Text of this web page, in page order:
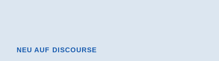
NEU AUF DISCOURSE